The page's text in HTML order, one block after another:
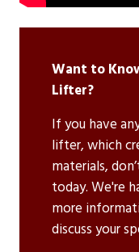
Want to
Lifter?
If you have
lifter, which
materials,
today. We're
more
discuss your